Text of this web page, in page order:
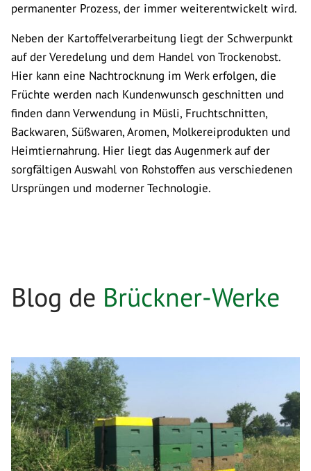
permanenter Prozess, der immer weiterentwickelt wird.
Neben der Kartoffelverarbeitung liegt der Schwerpunkt
auf der Veredelung und dem Handel von Trockenobst.
Hier kann eine Nachtrocknung im Werk erfolgen, die
Früchte werden nach Kundenwunsch geschnitten und
finden dann Verwendung in Müsli, Fruchtschnitten,
Backwaren, Süßwaren, Aromen, Molkereiprodukten und
Heimtiernahrung. Hier liegt das Augenmerk auf der
sorgfältigen Auswahl von Rohstoffen aus verschiedenen
Ursprüngen und moderner Technologie.
Blog de Brückner-Werke